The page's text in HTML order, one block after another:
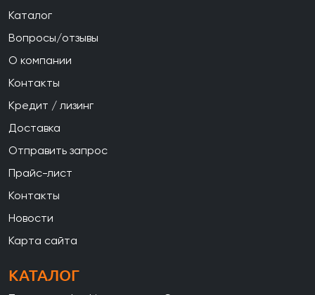
Каталог
Вопросы/отзывы
О компании
Контакты
Кредит / лизинг
Доставка
Отправить запрос
Прайс-лист
Контакты
Новости
Карта сайта
КАТАЛОГ